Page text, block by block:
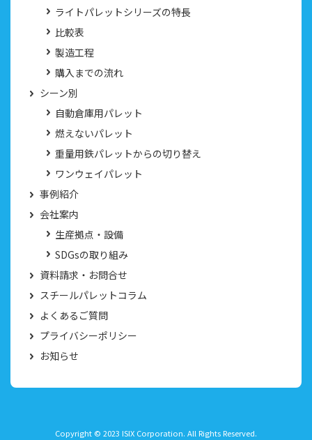
ライトパレットシリーズの特長
比較表
製造工程
購入までの流れ
シーン別
自動倉庫用パレット
燃えないパレット
重量用鉄パレットからの切り替え
ワンウェイパレット
事例紹介
会社案内
生産拠点・設備
SDGsの取り組み
資料請求・お問合せ
スチールパレットコラム
よくあるご質問
プライバシーポリシー
お知らせ
Copyright © 2023 ISIX Corporation. All Rights Reserved.